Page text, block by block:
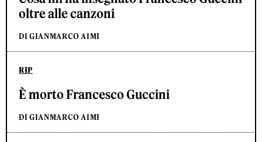
oltre alle canzoni
DI GIANMARCO AIMI
RIP
È morto Francesco Guccini
DI GIANMARCO AIMI